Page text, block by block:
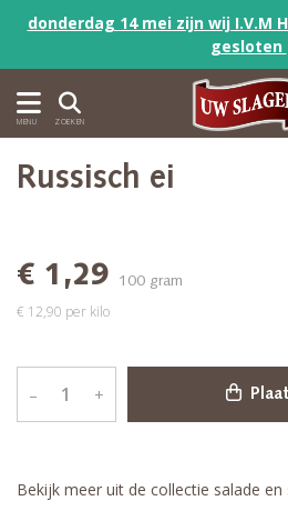
donderdag 14 mei zijn wij I.V.M
gesloten
MENU ZOEKEN
Russisch ei
€ 1,29 100 gram
€ 12,90 per kilo
– +
Bekijk meer uit de collectie salade en